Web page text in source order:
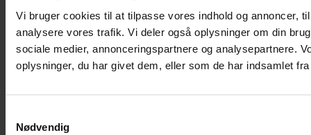
Vi bruger cookies til at tilpasse vores indhold og annoncer,
analysere vores trafik. Vi deler også oplysninger om din
sociale medier, annonceringspartnere og analysepartnere.
oplysninger, du har givet dem, eller som de har indsamlet
Nødvendig
Vestergade 12 6270, Tønder
60 51 96 50
post@yarneverywear.dk
CVR 43041649
Facebook-f Instagram
Handelsbetingelser